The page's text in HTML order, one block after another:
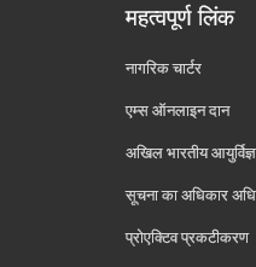
महत्वपूर्ण लिंक
नागरिक चार्टर
एम्स ऑनलाइन दान
अखिल भारतीय
सूचना का अधिकार
प्रोएक्टिव प्रकटीकरण